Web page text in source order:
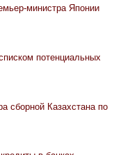
министра Японии
потенциальных
сборной Казахстана по